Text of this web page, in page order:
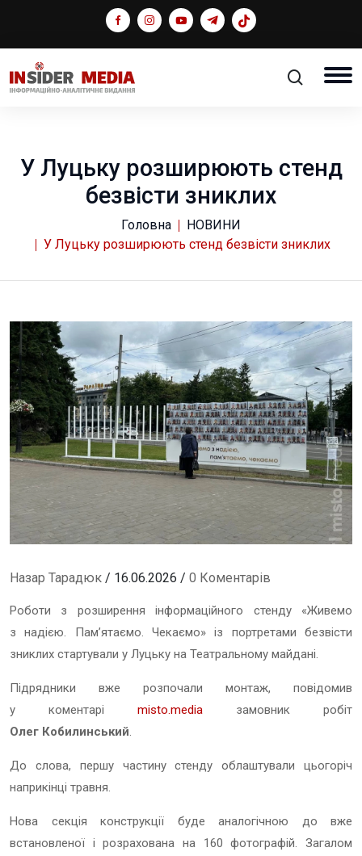
У Луцьку розширюють стенд
безвісти зниклих
Головна
НОВИНИ
У Луцьку розширюють стенд безвісти зниклих
Назар Тарадюк / 16.06.2026 / 0 Коментарів
Роботи з розширення інформаційного стенду «Живемо
з надією. Пам’ятаємо. Чекаємо» із портретами безвісти
зниклих стартували у Луцьку на Театральному майдані.
Підрядники вже розпочали монтаж, повідомив
у коментарі misto.media замовник робіт
Олег Кобилинський.
До слова, першу частину стенду облаштували цьогоріч
наприкінці травня.
Нова секція конструкції буде аналогічною до вже
встановленої і розрахована на 160 фотографій. Загалом